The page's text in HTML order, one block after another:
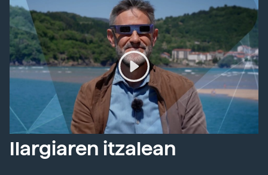
Ilargiaren itzalean